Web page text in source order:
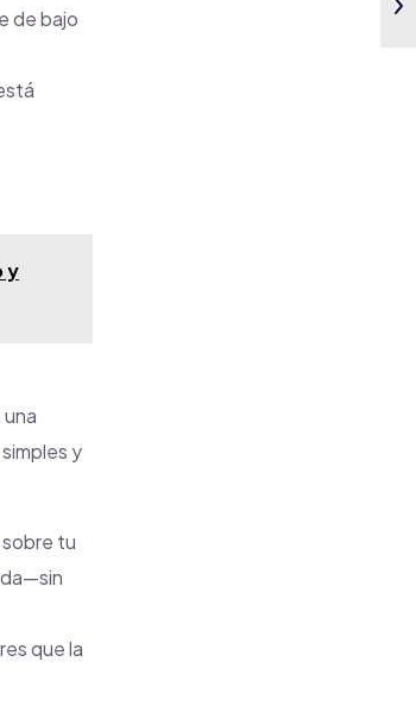
de bajo
y
y
tu
que la